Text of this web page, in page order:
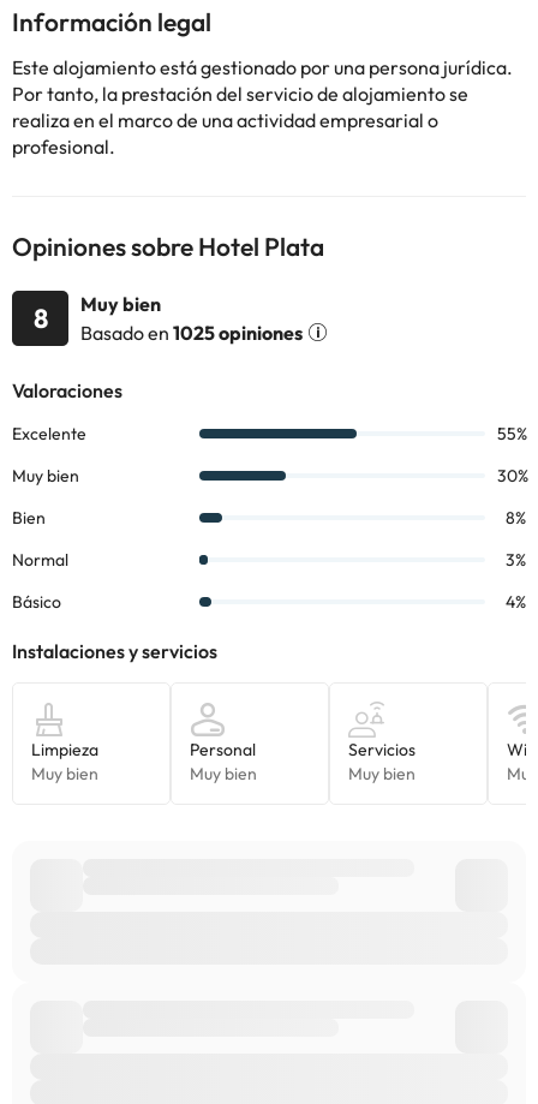
consultar sus tarifas directamente en el establecimiento. Toda la
alojamiento. Si tienes dudas, contáctanos.
Información legal
Este alojamiento está gestionado por una persona jurídica.
Por tanto, la prestación del servicio de alojamiento se
realiza en el marco de una actividad empresarial o
profesional.
Opiniones sobre Hotel Plata
8
Muy bien
Basado en 1025 opiniones